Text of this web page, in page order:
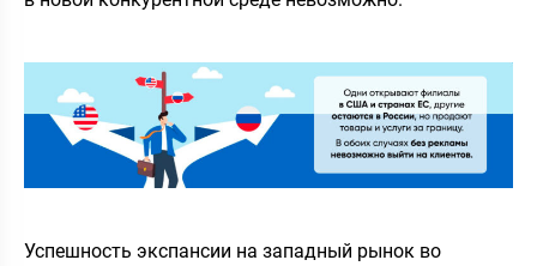
Успешность экспансии на западный рынок во